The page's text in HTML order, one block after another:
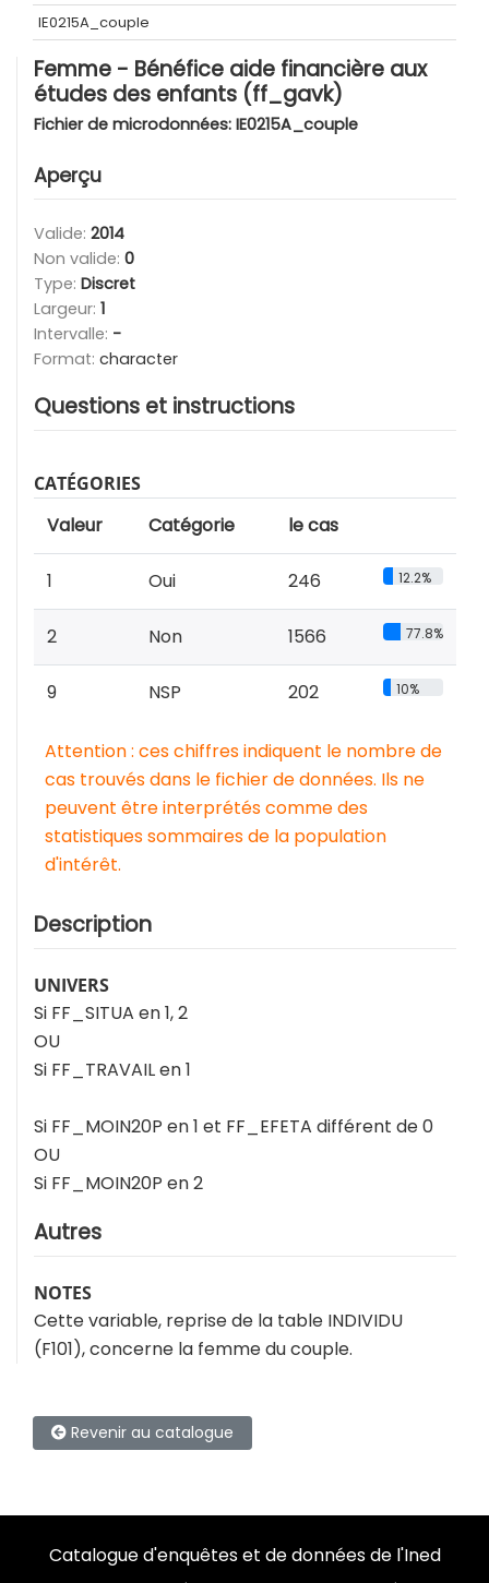
IE0215A_couple
Femme - Bénéfice aide financière aux
études des enfants (ff_gavk)
Fichier de microdonnées: IE0215A_couple
Aperçu
Valide: 2014
Non valide: 0
Type: Discret
Largeur: 1
Intervalle: -
Format: character
Questions et instructions
CATÉGORIES
Valeur Catégorie le cas
1 Oui 246 12.2%
2 Non 1566 77.8%
9 NSP 202 10%
Attention : ces chiffres indiquent le nombre de
cas trouvés dans le fichier de données. Ils ne
peuvent être interprétés comme des
statistiques sommaires de la population
d'intérêt.
Description
UNIVERS
Si FF_SITUA en 1, 2
OU
Si FF_TRAVAIL en 1
Si FF_MOIN20P en 1 et FF_EFETA différent de 0
OU
Si FF_MOIN20P en 2
Autres
NOTES
Cette variable, reprise de la table INDIVIDU
(F101), concerne la femme du couple.
Revenir au catalogue
Catalogue d'enquêtes et de données de l'Ined